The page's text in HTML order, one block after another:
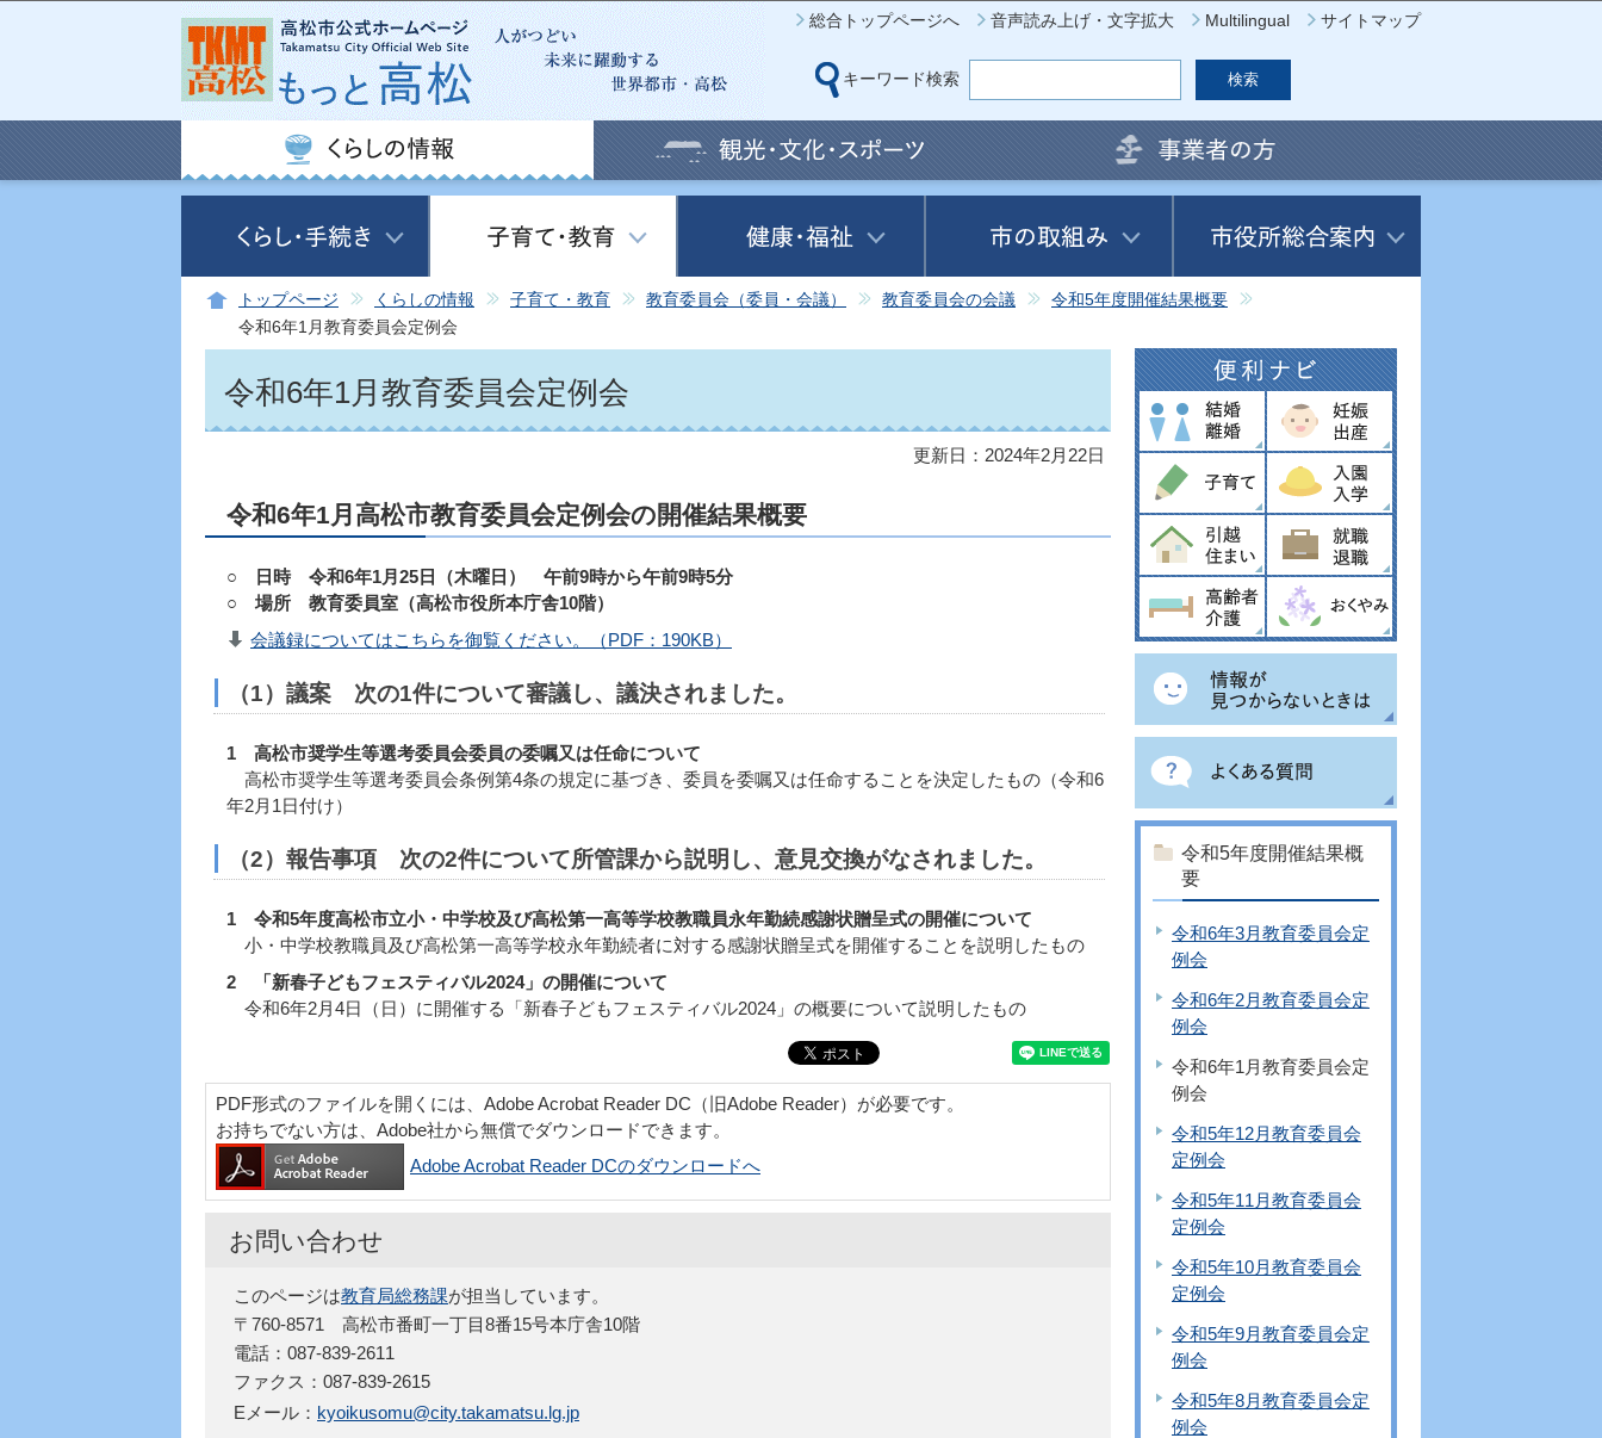
このページの本文へ移動
総合トップページへ 音声読み上げ・文字拡大 Multilingual サイトマップ
キーワード検索
トップページ くらしの情報 子育て・教育 教育委員会（委員・会議） 教育委員会の会議
令和5年度開催結果概要
令和6年1月教育委員会定例会
令和6年1月教育委員会定例会
更新日：2024年2月22日
令和6年1月高松市教育委員会定例会の開催結果概要
○ 日時 令和6年1月25日（木曜日） 午前9時から午前9時5分
○ 場所 教育委員室（高松市役所本庁舎10階）
会議録についてはこちらを御覧ください。（PDF：190KB）
（1）議案 次の1件について審議し、議決されました。
1 高松市奨学生等選考委員会委員の委嘱又は任命について
高松市奨学生等選考委員会条例第4条の規定に基づき、委員を委嘱又は任命することを決定したもの（令和6
年2月1日付け）
（2）報告事項 次の2件について所管課から説明し、意見交換がなされました。
1 令和5年度高松市立小・中学校及び高松第一高等学校教職員永年勤続感謝状贈呈式の開催について
小・中学校教職員及び高松第一高等学校永年勤続者に対する感謝状贈呈式を開催することを説明したもの
2 「新春子どもフェスティバル2024」の開催について
令和6年2月4日（日）に開催する「新春子どもフェスティバル2024」の概要について説明したもの
PDF形式のファイルを開くには、Adobe Acrobat Reader DC（旧Adobe Reader）が必要です。
お持ちでない方は、Adobe社から無償でダウンロードできます。
Adobe Acrobat Reader DCのダウンロードへ
お問い合わせ
このページは教育局総務課が担当しています。
〒760-8571 高松市番町一丁目8番15号本庁舎10階
電話：087-839-2611
ファクス：087-839-2615
Eメール： kyoikusomu@city.takamatsu.lg.jp
令和5年度開催結果概
要
令和6年3月教育委員会定
例会
令和6年2月教育委員会定
例会
令和6年1月教育委員会定
例会
令和5年12月教育委員会
定例会
令和5年11月教育委員会
定例会
令和5年10月教育委員会
定例会
令和5年9月教育委員会定
例会
令和5年8月教育委員会定
例会